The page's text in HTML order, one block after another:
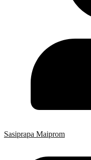
Sasiprapa Maiprom